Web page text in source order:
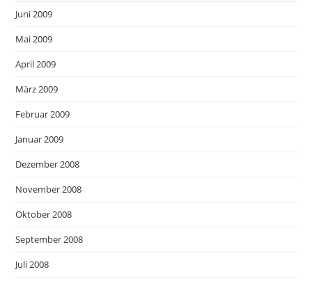
Juni 2009
Mai 2009
April 2009
März 2009
Februar 2009
Januar 2009
Dezember 2008
November 2008
Oktober 2008
September 2008
Juli 2008